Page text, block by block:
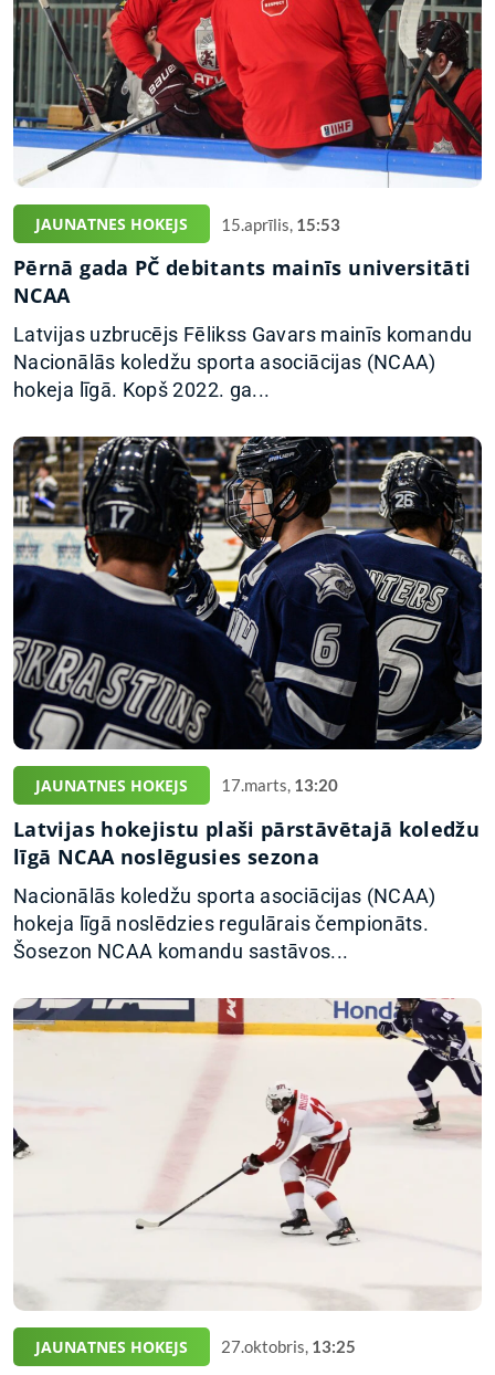
JAUNATNES HOKEJS 15.aprīlis, 15:53
Pērnā gada PČ debitants mainīs universitāti
NCAA
Latvijas uzbrucējs Fēlikss Gavars mainīs komandu
Nacionālās koledžu sporta asociācijas (NCAA)
hokeja līgā. Kopš 2022. ga...
JAUNATNES HOKEJS 17.marts, 13:20
Latvijas hokejistu plaši pārstāvētajā koledžu
līgā NCAA noslēgusies sezona
Nacionālās koledžu sporta asociācijas (NCAA)
hokeja līgā noslēdzies regulārais čempionāts.
Šosezon NCAA komandu sastāvos...
JAUNATNES HOKEJS 27.oktobris, 13:25